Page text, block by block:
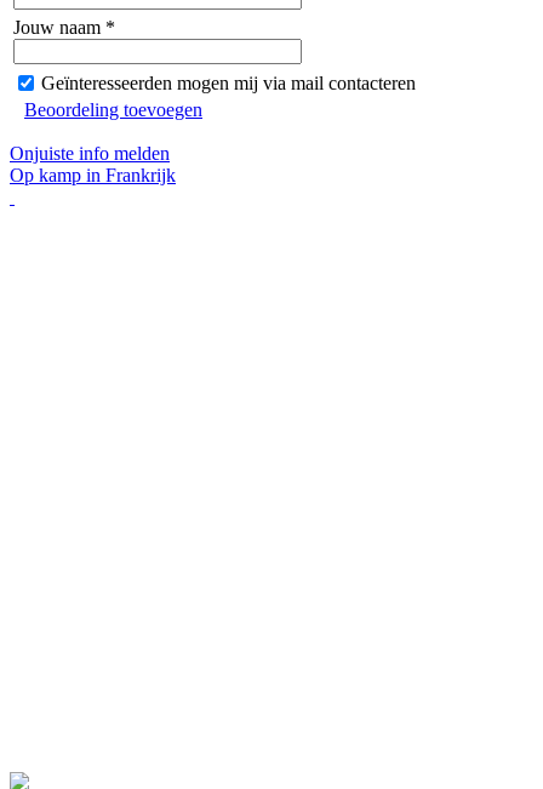
Jouw naam *
Geïnteresseerden mogen mij via mail contacteren
Beoordeling toevoegen
Onjuiste info melden
Op kamp in Frankrijk